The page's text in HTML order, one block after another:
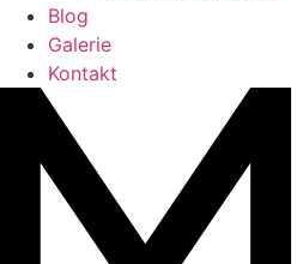
Blog
Galerie
Kontakt